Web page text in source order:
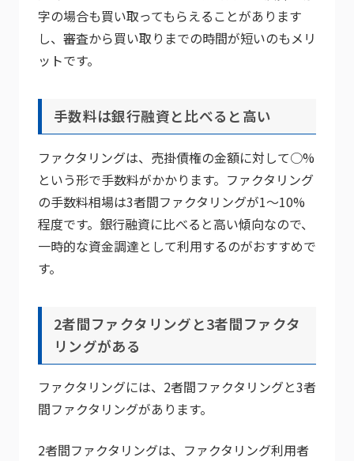
字の場合も買い取ってもらえることがあります
し、審査から買い取りまでの時間が短いのもメリ
ットです。
手数料は銀行融資と比べると高い
ファクタリングは、売掛債権の金額に対して○%
という形で手数料がかかります。ファクタリング
の手数料相場は3者間ファクタリングが1～10%
程度です。銀行融資に比べると高い傾向なので、
一時的な資金調達として利用するのがおすすめで
す。
2者間ファクタリングと3者間ファクタ
リングがある
ファクタリングには、2者間ファクタリングと3者
間ファクタリングがあります。
2者間ファクタリングは、ファクタリング利用者